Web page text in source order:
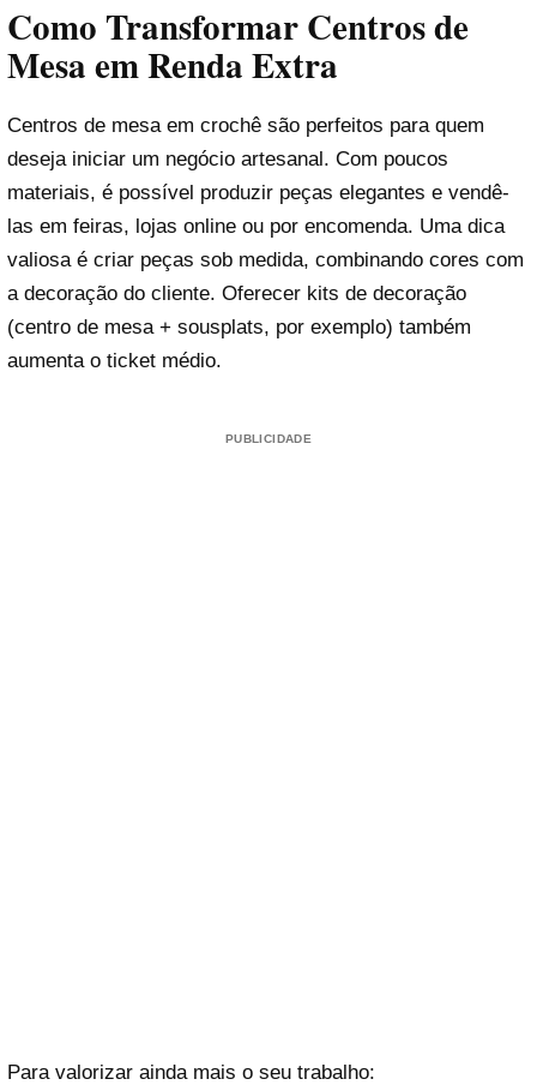
Como Transformar Centros de
Mesa em Renda Extra
Centros de mesa em crochê são perfeitos para quem
deseja iniciar um negócio artesanal. Com poucos
materiais, é possível produzir peças elegantes e vendê-
las em feiras, lojas online ou por encomenda. Uma dica
valiosa é criar peças sob medida, combinando cores com
a decoração do cliente. Oferecer kits de decoração
(centro de mesa + sousplats, por exemplo) também
aumenta o ticket médio.
PUBLICIDADE
Para valorizar ainda mais o seu trabalho: